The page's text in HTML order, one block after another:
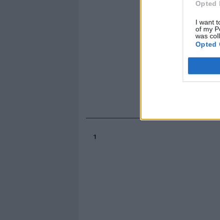
Opted
I want
of my
was
Opted
1